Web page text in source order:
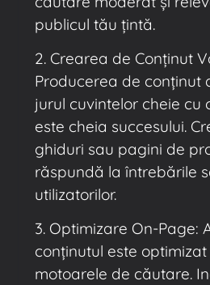
publicul tău țintă.
2. Crearea de Conținut
Producerea de conținut
jurul cuvintelor cheie cu
este cheia succesului.
ghiduri sau pagini de
răspundă la întrebările
utilizatorilor.
3. Optimizare On-Page:
conținutul este
motoarele de căutare.